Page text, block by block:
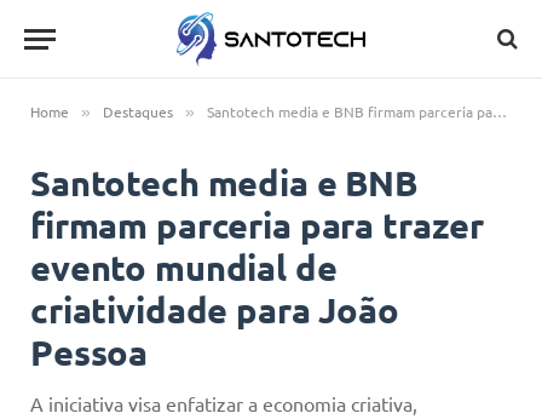
Home » Destaques » Santotech media e BNB firmam parceria para trazer evento mundial de criatividade para João Pessoa
Santotech media e BNB
firmam parceria para trazer
evento mundial de
criatividade para João
Pessoa
A iniciativa visa enfatizar a economia criativa,